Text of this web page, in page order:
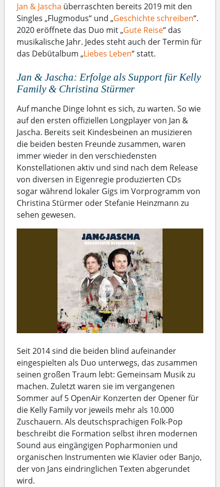
Jan & Jascha überraschten bereits 2019 mit den
Singles „Flugmodus“ und „Geschichte schreiben“.
2020 eröffnete das Duo mit „Gute Reise“ das
musikalische Jahr. Jedes steht auch der Termin für
das Debütalbum „Liebes Leben“ statt.
Jan & Jascha: Erfolge als Support für Kelly
Family & Christina Stürmer
Auf manche Dinge lohnt es sich, zu warten. So wie
auf den ersten offiziellen Longplayer von Jan &
Jascha. Bereits seit Kindesbeinen an musizieren
die beiden besten Freunde zusammen, waren
immer wieder in den verschiedensten
Konstellationen aktiv und sind nach dem Release
von diversen in Eigenregie produzierten CDs
sogar während lokaler Gigs im Vorprogramm von
Christina Stürmer oder Stefanie Heinzmann zu
sehen gewesen.
Seit 2014 sind die beiden blind aufeinander
eingespielten als Duo unterwegs, das zusammen
seinen großen Traum lebt: Gemeinsam Musik zu
machen. Zuletzt waren sie im vergangenen
Sommer auf 5 OpenAir Konzerten der Opener für
die Kelly Family vor jeweils mehr als 10.000
Zuschauern. Als deutschsprachigen Folk-Pop
beschreibt die Formation selbst ihren modernen
Sound aus eingängigen Popharmonien und
organischen Instrumenten wie Klavier oder Banjo,
der von Jans eindringlichen Texten abgerundet
wird.